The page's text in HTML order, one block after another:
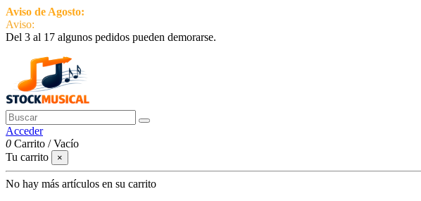
Aviso de Agosto:
Aviso:
Del 3 al 17 algunos pedidos pueden demorarse.
Acceder
0 Carrito /Vacío
Tu carrito
×
No hay más artículos en su carrito